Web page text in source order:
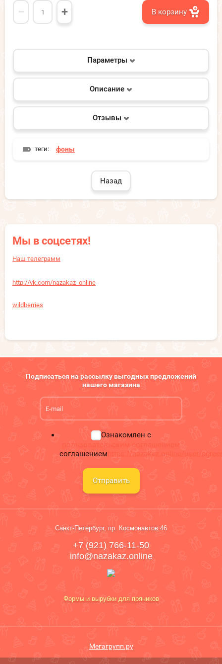
Мы в соцсетях!
Наш телеграмм
http://vk.com/nazakaz_online
wildberries
− + В корзину
Параметры
Описание
Отзывы
теги: фоны
Назад
Подписаться на рассылку выгодных предложений
нашего магазина
Ознакомлен с
пользовательским соглашением
соглашением https://nazakaz.online/user/
Отправить
Санкт-Петербург, пр. Космонавтов 46
+7 (921) 766-11-50
info@nazakaz.online
Формы и вырубки для пряников
Мегагрупп.ру